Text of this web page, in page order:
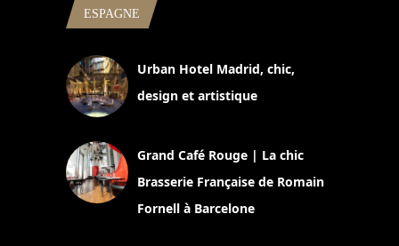
ESPAGNE
Urban Hotel Madrid, chic,
design et artistique
Grand Café Rouge | La chic
Brasserie Française de Romain
Fornell à Barcelone